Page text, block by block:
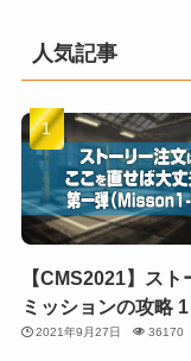
人気記事
【CMS2021】スト
ミッションの攻略 1
2021年9月27日 36170